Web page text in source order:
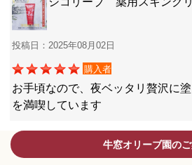
投稿日：2025年08月02日
購入者
お手頃なので、夜ベッタリ贅沢に
を満喫しています
牛窓オリーブ園の